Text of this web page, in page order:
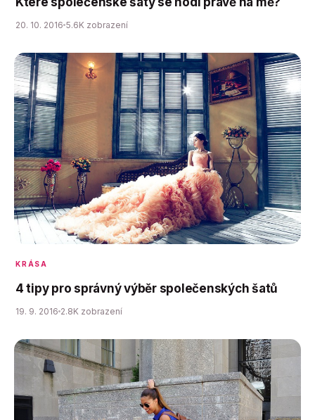
20. 10. 2016 5.6K zobrazení
KRÁSA
4 tipy pro správný výběr společenských šatů
19. 9. 2016 2.8K zobrazení